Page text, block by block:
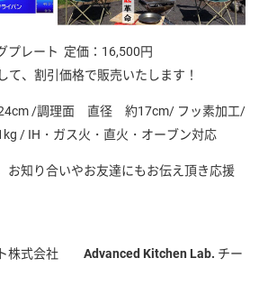
プレート 定価：16,500円
て、割引価格で販売いたします！
/調理面 直径 約17cm/ フッ素加工/
/ IH・ガス火・直火・オーブン対応
お知り合いやお友達にもお伝え頂き応援
ト株式会社 Advanced Kitchen Lab. チー